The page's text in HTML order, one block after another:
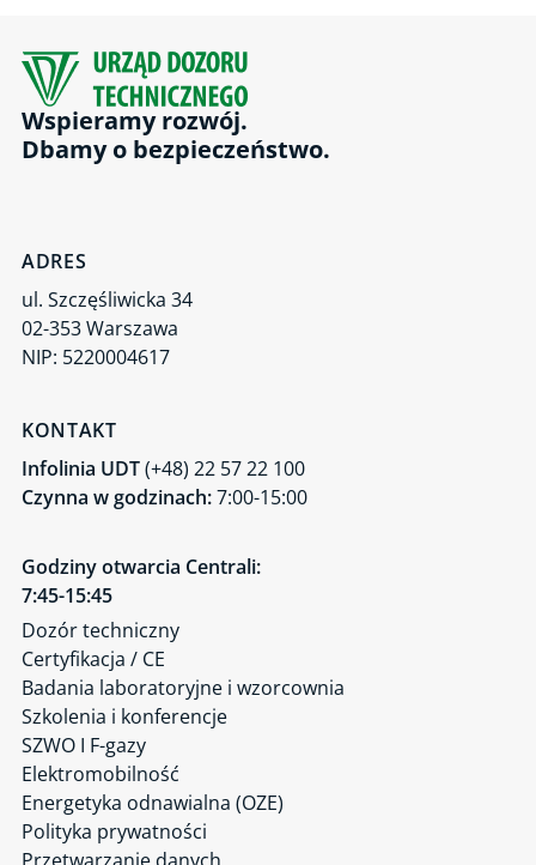
Wspieramy rozwój.
Dbamy o bezpieczeństwo.
ADRES
ul. Szczęśliwicka 34
02-353 Warszawa
NIP: 5220004617
KONTAKT
Infolinia UDT(+48) 22 57 22 100
Czynna w godzinach:7:00-15:00
Godziny otwarcia Centrali:
7:45-15:45
Dozór techniczny
Certyfikacja / CE
Badania laboratoryjne i wzorcownia
Szkolenia i konferencje
SZWO I F-gazy
Elektromobilność
Energetyka odnawialna (OZE)
Polityka prywatności